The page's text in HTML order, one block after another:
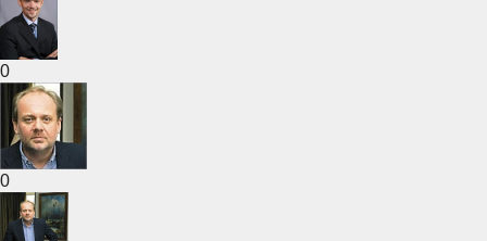
0
0